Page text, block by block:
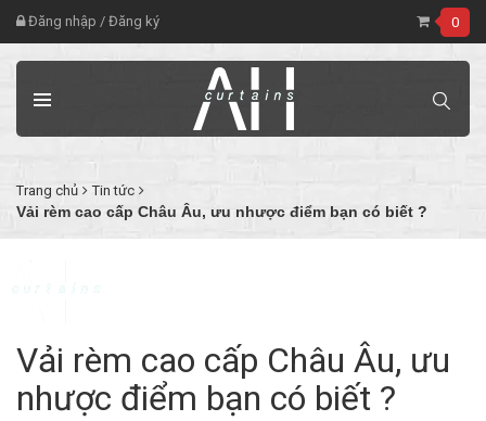
Đăng nhập / Đăng ký 0
Trang chủ Tin tức
Vải rèm cao cấp Châu Âu, ưu nhược điểm bạn có biết ?
Vải rèm cao cấp Châu Âu, ưu
nhược điểm bạn có biết ?